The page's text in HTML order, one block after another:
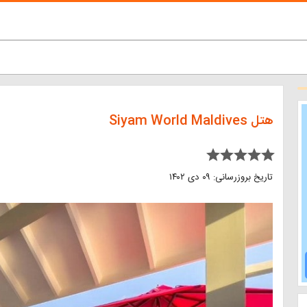
هتل Siyam World Maldives
star star star star star
تاریخ بروزرسانی: ۰۹ دی ۱۴۰۲